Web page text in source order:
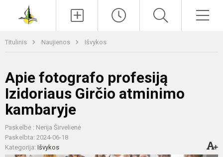
Titulinis Naujienos Išvykos
Apie fotografo profesiją
Izidoriaus Girčio atminimo
kambaryje
Paskelbė : Nerija Širvelienė
Paskelbta: 2024-06-18
Kategorija: Išvykos